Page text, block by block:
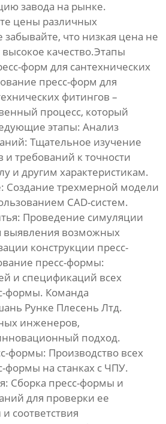
завода на рынке.
цены различных
что низкая цена не
высокое качество.Этапы
форм для сантехнических
пресс-форм для
фитингов –
процесс, который
этапы:Анализ
Тщательное изучение
требований к точности
и другим характеристикам.
Создание трехмерной модели
CAD-систем.
Проведение симуляции
выявления возможных
конструкции пресс-
пресс-формы:
и спецификаций всех
формы. Команда
Рунке Плесень Лтд.
инженеров,
подход.
формы: Производство всех
формы на станках с ЧПУ.
Сборка пресс-формы и
для проверки ее
соответствия